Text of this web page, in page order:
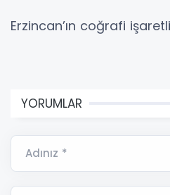
Erzincan’ın coğrafi
YORUMLAR
Adınız *